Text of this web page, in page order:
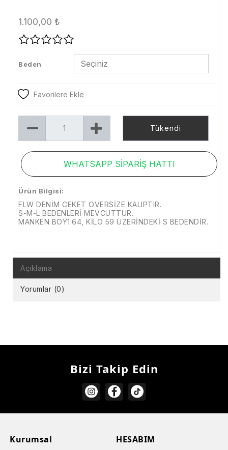
Şort
Trenckot
Kampanya
Aksesuar
1.100,00 ₺
Beden
Favorilere Ekle
Tükendi
WHATSAPP SİPARİŞ HATTI
Ürün Bilgisi:
FLW DENİM CEKET OVERSİZE KALIPTIR.
S-M-L BEDENLERİ MEVCUTTUR.
MANKEN BOY1.64, KİLO 59 ÜZERİNDEKİ S BEDENDİR.
Açıklama
Yorumlar (0)
Bizi Takip Edin
Kurumsal HESABIM